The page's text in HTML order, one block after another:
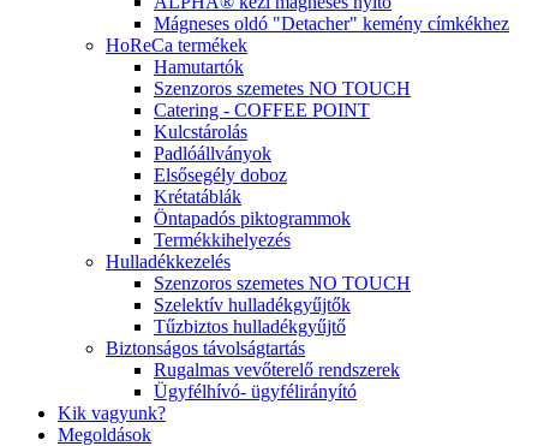
Mágneses oldó "Detacher" kemény címkékhez
HoReCa termékek
Hamutartók
Szenzoros szemetes NO TOUCH
Catering - COFFEE POINT
Kulcstárolás
Padlóállványok
Elsősegély doboz
Krétatáblák
Öntapadós piktogrammok
Termékkihelyezés
Hulladékkezelés
Szenzoros szemetes NO TOUCH
Szelektív hulladékgyűjtők
Tűzbiztos hulladékgyűjtő
Biztonságos távolságtartás
Rugalmas vevőterelő rendszerek
Ügyfélhívó- ügyfélirányító
Kik vagyunk?
Megoldások